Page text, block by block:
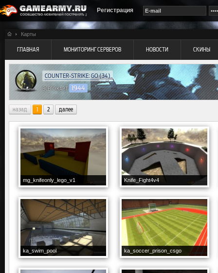
Регистрация
Карты
ГЛАВНАЯ МОНИТОРИНГ СЕРВЕРОВ НОВОСТИ СКИНЫ
COUNTER-STRIKE: GO(34)
ВСЕГО КАРТ 1944
назад 1 2 далее
mg_knifeonly_lego_v1 Knife_Fight4v4
ka_swim_pool ka_soccer_prison_csgo